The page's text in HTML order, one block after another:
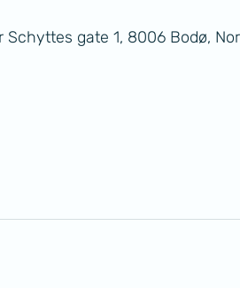
gate 1, 8006 Bodø,